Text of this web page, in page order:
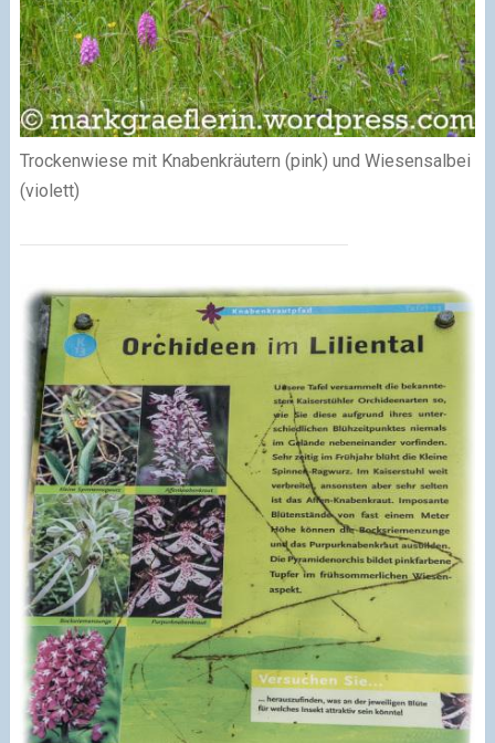
Trockenwiese mit Knabenkräutern (pink) und Wiesensalbei
(violett)